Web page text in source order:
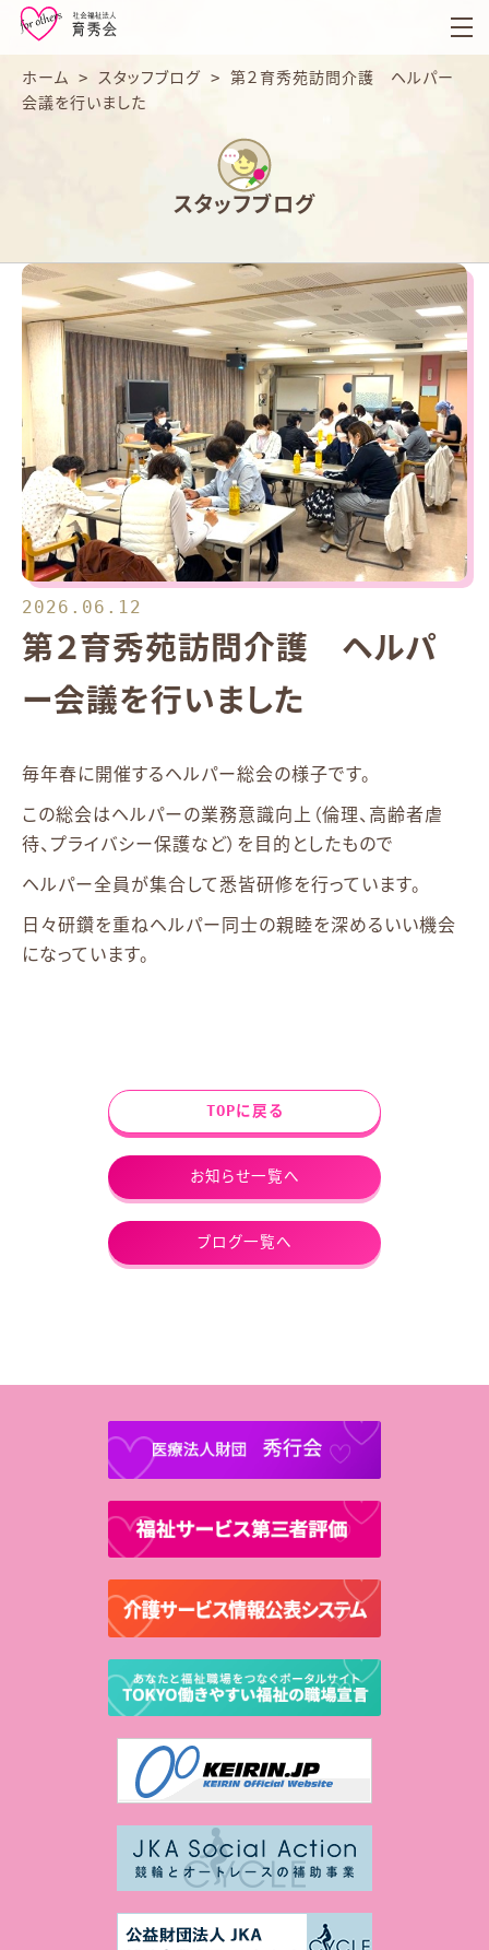
育
秀
会
ホーム > スタッフブログ > 第２育秀苑訪問介護 ヘルパー
会議を行いました
スタッフブログ
2026.06.12
第２育秀苑訪問介護 ヘルパ
ー会議を行いました
毎年春に開催するヘルパー総会の様子です。
この総会はヘルパーの業務意識向上（倫理、高齢者虐
待、プライバシー保護など）を目的としたもので
ヘルパー全員が集合して悉皆研修を行っています。
日々研鑽を重ねヘルパー同士の親睦を深めるいい機会
になっています。
TOPに戻る
お知らせ一覧へ
ブログ一覧へ